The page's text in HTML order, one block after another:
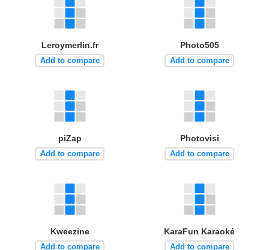
Leroymerlin.fr
Add to compare
Photo505
Add to compare
piZap
Add to compare
Photovisi
Add to compare
Kweezine
Add to compare
KaraFun Karaoké
Add to compare